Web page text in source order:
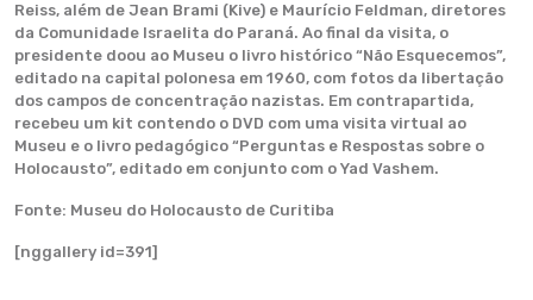
Reiss, além de Jean Brami (Kive) e Maurício Feldman, diretores
da Comunidade Israelita do Paraná. Ao final da visita, o
presidente doou ao Museu o livro histórico “Não Esquecemos”,
editado na capital polonesa em 1960, com fotos da libertação
dos campos de concentração nazistas. Em contrapartida,
recebeu um kit contendo o DVD com uma visita virtual ao
Museu e o livro pedagógico “Perguntas e Respostas sobre o
Holocausto”, editado em conjunto com o Yad Vashem.
Fonte: Museu do Holocausto de Curitiba
[nggallery id=391]